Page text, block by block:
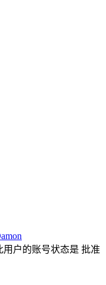
用户的账号状态是 批准